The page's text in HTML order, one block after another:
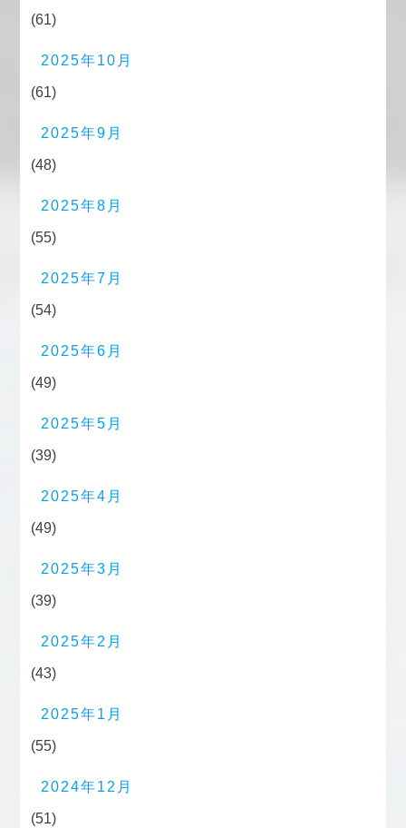
(61)
2025年10月
(61)
2025年9月
(48)
2025年8月
(55)
2025年7月
(54)
2025年6月
(49)
2025年5月
(39)
2025年4月
(49)
2025年3月
(39)
2025年2月
(43)
2025年1月
(55)
2024年12月
(51)